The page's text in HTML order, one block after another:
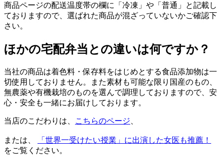
商品ページの配送温度帯の欄に「冷凍」や「普通」と記載し
ておりますので、選ばれた商品が混ざっていないかご確認下
さい。
ほかの宅配弁当との違いは何ですか？
当社の商品は着色料・保存料をはじめとする食品添加物は一
切使用しておりません。また素材も可能な限り国産のもの、
無農薬や有機栽培のものを選んで調理しておりますので、安
心・安全も一緒にお届けしております。
当店のこだわりは、 こちらのページ
または、
「世界一受けたい授業」に出演した女医も推薦！
をご覧ください。